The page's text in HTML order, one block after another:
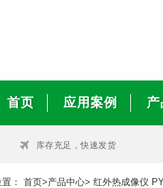
首页 应用案例
库存充足，快速发货
： 首页>产品中心> 红外热成像仪